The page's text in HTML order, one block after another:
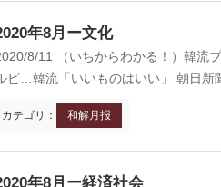
年8月〜10月
京 前門
年8月ー文化
8/11 （いちからわかる！）韓流
ビ…韓流「いいものはいい」 朝日
カテゴリ： 和解月报
年8月ー経済社会